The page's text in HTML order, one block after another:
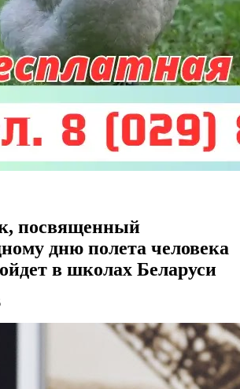
посвященный
дню полета человека
в школах Беларуси